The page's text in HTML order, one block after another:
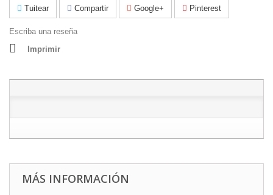
Tuitear Compartir Google+ Pinterest
Escriba una reseña
Imprimir
MÁS INFORMACIÓN